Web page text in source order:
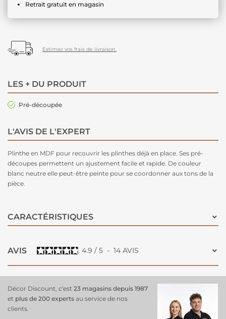
Retrait gratuit en magasin
Estimez vos frais de livraison.
LES + DU PRODUIT
Pré-découpée
L'AVIS DE L'EXPERT
Plinthe en MDF pour recouvrir les plinthes déjà en place. Ses pré-
découpes permettent un ajustement facile et rapide. De couleur
blanc neutre elle peut-être peinte pour se coordonner aux tons de la
pièce.
CARACTÉRISTIQUES
AVIS 4.9 / 5 - 14 AVIS
Décor Discount, c'est 23 magasins depuis 1987
et plus de 200 experts au service de nos
clients.